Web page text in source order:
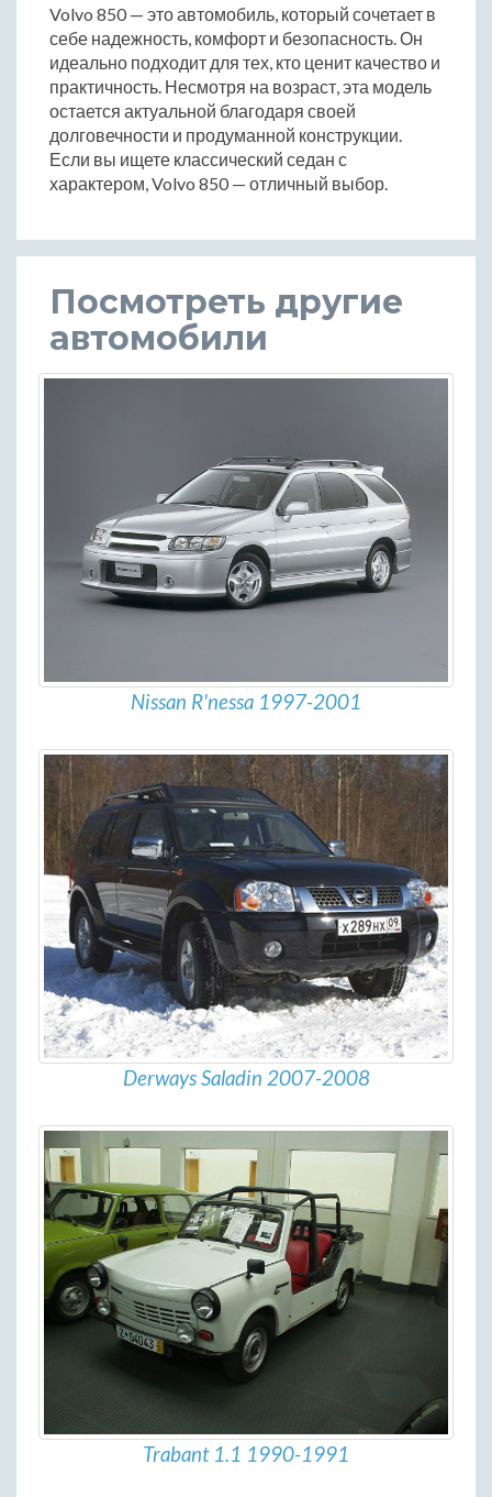
Volvo 850 — это автомобиль, который сочетает в
себе надежность, комфорт и безопасность. Он
идеально подходит для тех, кто ценит качество и
практичность. Несмотря на возраст, эта модель
остается актуальной благодаря своей
долговечности и продуманной конструкции.
Если вы ищете классический седан с
характером, Volvo 850 — отличный выбор.
Посмотреть другие
автомобили
Nissan R'nessa 1997-2001
Derways Saladin 2007-2008
Trabant 1.1 1990-1991